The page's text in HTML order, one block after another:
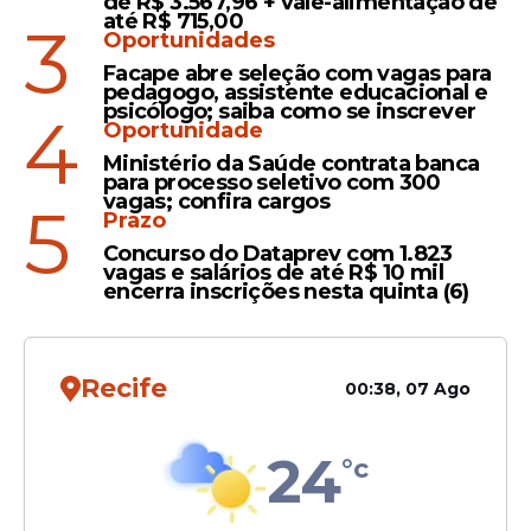
de 16 mil inscritos
Oportunidades
Concursos e Seleções
Ceará: 842 vagas
até R$ 13.288,85
Veja Também
até R$ 715,00
3
Oportunidades
Facape abre seleção com vagas para
pedagogo, assistente educacional e
psicólogo; saiba como se inscrever
4
Oportunidade
Ministério da Saúde contrata banca
para processo seletivo com 300
vagas; confira cargos
5
Prazo
Concurso do Dataprev com 1.823
vagas e salários de até R$ 10 mil
encerra inscrições nesta quinta (6)
Recife 00:38, 07 Ago
24°c